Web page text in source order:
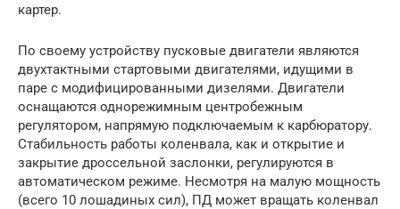
картер.
По своему устройству пусковые двигатели являются
двухтактными стартовыми двигателями, идущими в
паре с модифицированными дизелями. Двигатели
оснащаются однорежимным центробежным
регулятором, напрямую подключаемым к карбюратору.
Стабильность работы коленвала, как и открытие и
закрытие дроссельной заслонки, регулируются в
автоматическом режиме. Несмотря на малую мощность
(всего 10 лошадиных сил), ПД может вращать коленвал